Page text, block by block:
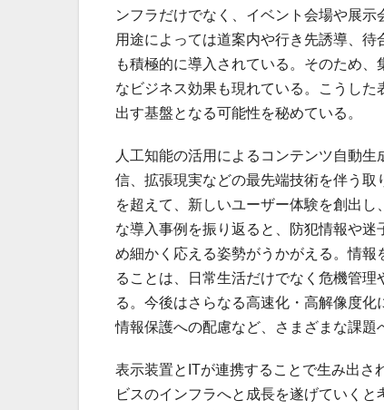
ンフラだけでなく、イベント会場や展示
用途によっては道案内や行き先誘導、
も積極的に導入されている。そのため
なビジネス効果も現れている。こうし
出す基盤となる可能性を秘めている。
人工知能の活用によるコンテンツ自動
信、拡張現実などの最先端技術を伴う
を超えて、新しいユーザー体験を創出
な導入事例を振り返ると、防犯情報や
め細かく応える姿勢がうかがえる。情
ることは、日常生活だけでなく危機管
る。今後はさらなる高速化・高解像度
情報保護への配慮など、さまざまな課題
表示装置とITが連携することで生み出さ
ビスのインフラへと成長を遂げていく